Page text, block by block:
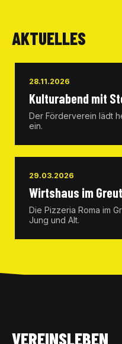
AKTUELLES
28.11.2026
Kulturabend mit
Der Förderverein lädt
ein.
29.03.2026
Wirtshaus im
Die Pizzeria Roma im
Jung und Alt.
VEREINSLEBEN